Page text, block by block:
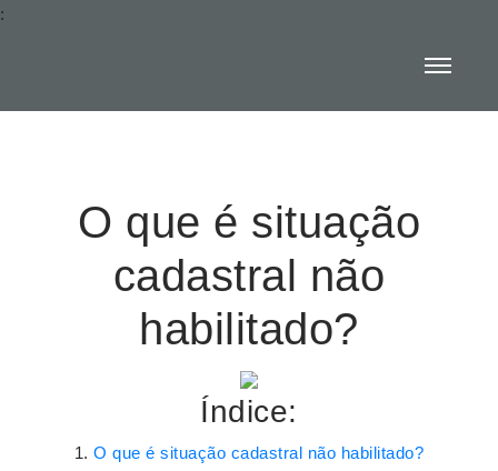
:
O que é situação
cadastral não
habilitado?
Índice:
O que é situação cadastral não habilitado?